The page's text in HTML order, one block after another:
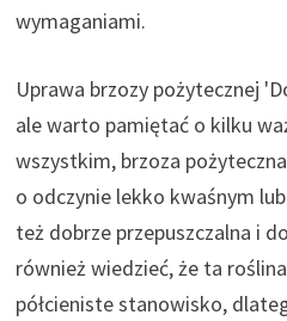
wymaganiami.
Uprawa brzozy pożytecznej
ale warto pamiętać o kilku
wszystkim, brzoza
o odczynie lekko kwaśnym
też dobrze przepuszczalna i
również wiedzieć, że ta
półcieniste stanowisko,